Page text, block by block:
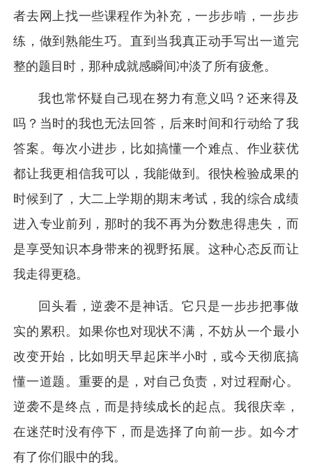
者去网上找一些课程作为补充，一步步啃，一步步
练，做到熟能生巧。直到当我真正动手写出一道完
整的题目时，那种成就感瞬间冲淡了所有疲惫。
我也常怀疑自己现在努力有意义吗？还来得及
吗？当时的我也无法回答，后来时间和行动给了我
答案。每次小进步，比如搞懂一个难点、作业获优
都让我更相信我可以，我能做到。很快检验成果的
时候到了，大二上学期的期末考试，我的综合成绩
进入专业前列，那时的我不再为分数患得患失，而
是享受知识本身带来的视野拓展。这种心态反而让
我走得更稳。
回头看，逆袭不是神话。它只是一步步把事做
实的累积。如果你也对现状不满，不妨从一个最小
改变开始，比如明天早起床半小时，或今天彻底搞
懂一道题。重要的是，对自己负责，对过程耐心。
逆袭不是终点，而是持续成长的起点。我很庆幸，
在迷茫时没有停下，而是选择了向前一步。如今才
有了你们眼中的我。